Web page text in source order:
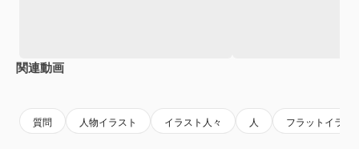
関連動画
質問 人物イラスト イラスト人々 人 フラットイラス